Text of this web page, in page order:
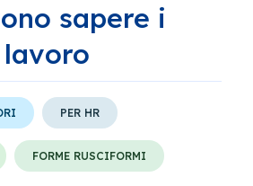
sapere i
PER HR
FORME RUSCIFORMI